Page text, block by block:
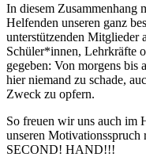
In diesem Zusammenhang
Helfenden unseren ganz
unterstützenden Mitglieder
Schüler*innen, Lehrkräfte
gegeben: Von morgens bis
hier niemand zu schade,
Zweck zu opfern.
So freuen wir uns auch im
unseren
SECOND! HAND!!!